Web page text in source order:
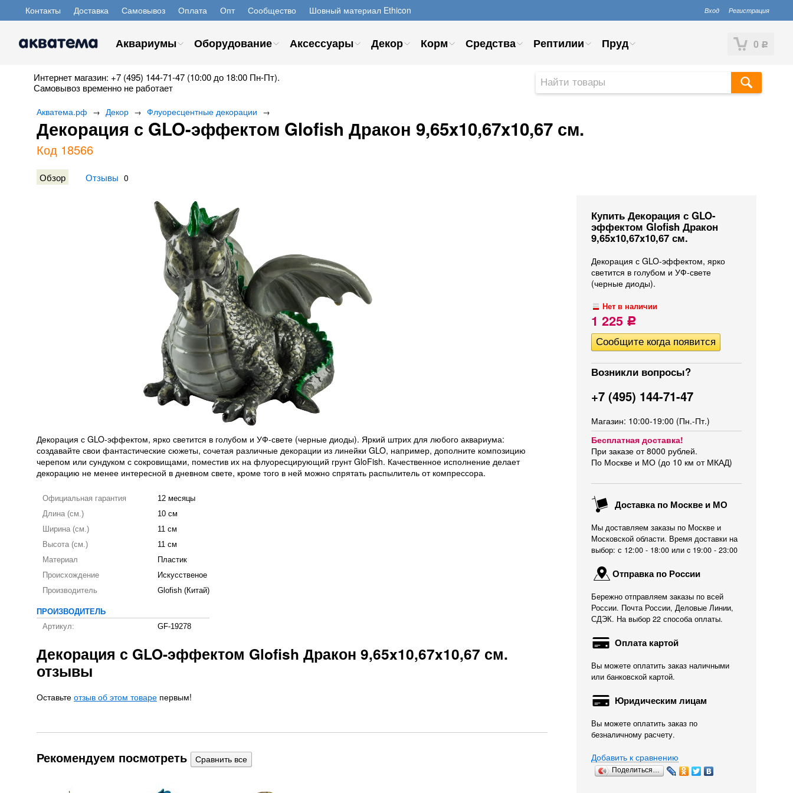
Контакты Доставка Самовывоз Оплата Опт Сообщество Шовный материал Ethicon Вход Регистрация
0 Р
Аквариумы Оборудование Аксессуары Декор Корм Средства Рептилии Пруд
Интернет магазин: +7 (495) 144-71-47 (10:00 до 18:00 Пн-Пт).
Самовывоз временно не работает
Акватема.рф → Декор → Флуоресцентные декорации →
Декорация с GLO-эффектом Glofish Дракон 9,65x10,67x10,67 см.
Код 18566
Обзор Отзывы 0
Купить Декорация с GLO-
эффектом Glofish Дракон
9,65x10,67x10,67 см.
Декорация с GLO-эффектом, ярко
светится в голубом и УФ-свете
(черные диоды).
Нет в наличии
1 225 Р
Возникли вопросы?
+7 (495) 144-71-47
Магазин: 10:00-19:00 (Пн.-Пт.)
Бесплатная доставка!
При заказе от 8000 рублей.
По Москве и МО (до 10 км от МКАД)
Доставка по Москве и МО
Мы доставляем заказы по Москве и
Московской области. Время доставки на
выбор: с 12:00 - 18:00 или c 19:00 - 23:00
Отправка по России
Бережно отправляем заказы по всей
России. Почта России, Деловые Линии,
СДЭК. На выбор 22 способа оплаты.
Оплата картой
Вы можете оплатить заказ наличными
или банковской картой.
Юридическим лицам
Вы можете оплатить заказ по
безналичному расчету.
Добавить к сравнению
Поделиться…
Декорация с GLO-эффектом, ярко светится в голубом и УФ-свете (черные диоды). Яркий штрих для любого аквариума:
создавайте свои фантастические сюжеты, сочетая различные декорации из линейки GLO, например, дополните композицию
черепом или сундуком с сокровищами, поместив их на флуоресцирующий грунт GloFish. Качественное исполнение делает
декорацию не менее интересной в дневном свете, кроме того в ней можно спрятать распылитель от компрессора.
Официальная гарантия
12 месяцы
Длина (см.)
10 см
Ширина (см.)
11 см
Высота (см.)
11 см
Материал
Пластик
Происхождение
Искусственое
Производитель
Glofish (Китай)
ПРОИЗВОДИТЕЛЬ
Артикул:
GF-19278
Декорация с GLO-эффектом Glofish Дракон 9,65x10,67x10,67 см.
отзывы
Оставьте отзыв об этом товаре первым!
Рекомендуем посмотреть